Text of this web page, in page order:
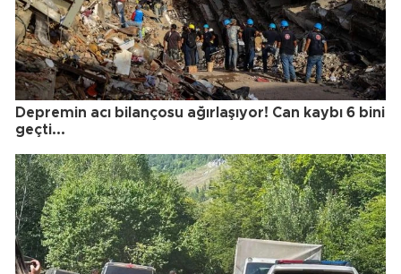
Depremin acı bilançosu ağırlaşıyor! Can kaybı 6 bini
geçti...